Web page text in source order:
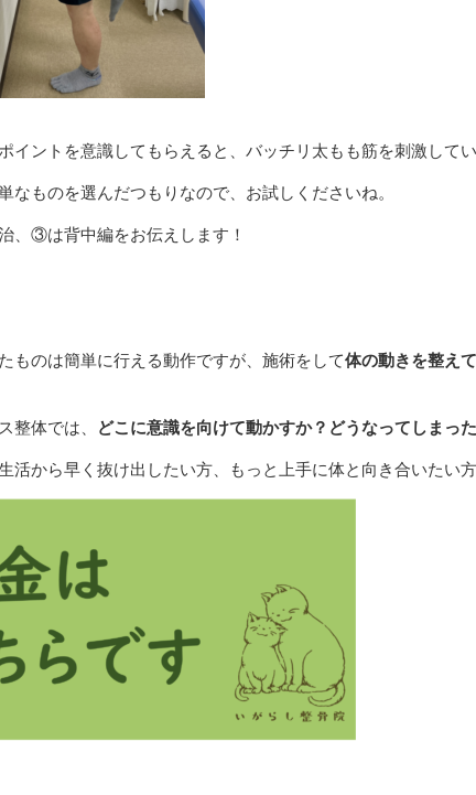
イントを意識してもらえると、バッチリ太もも筋を刺激して
なものを選んだつもりなので、お試しくださいね。
、③は背中編をお伝えします！
ものは簡単に行える動作ですが、施術をして体の動きを整え
整体では、 どこに意識を向けて動かすか？どうなってしまっ
活から早く抜け出したい方、もっと上手に体と向き合いたい